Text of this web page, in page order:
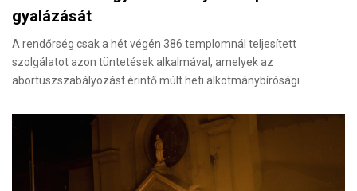
gyalázását
A rendőrség csak a hét végén 386 templomnál teljesített
szolgálatot azon tüntetések alkalmával, amelyek az
abortuszszabályozást érintő múlt heti alkotmánybírósági…